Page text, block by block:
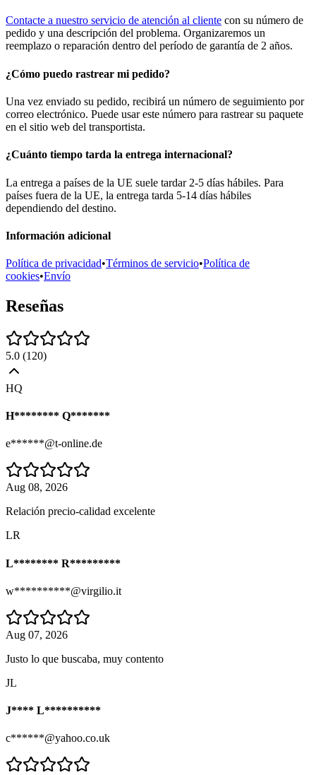
Contacte a nuestro servicio de atención al cliente con su número de
pedido y una descripción del problema. Organizaremos un
reemplazo o reparación dentro del período de garantía de 2 años.
¿Cómo puedo rastrear mi pedido?
Una vez enviado su pedido, recibirá un número de seguimiento por
correo electrónico. Puede usar este número para rastrear su paquete
en el sitio web del transportista.
¿Cuánto tiempo tarda la entrega internacional?
La entrega a países de la UE suele tardar 2-5 días hábiles. Para
países fuera de la UE, la entrega tarda 5-14 días hábiles
dependiendo del destino.
Información adicional
Política de privacidad•Términos de servicio•Política de
cookies•Envío
Reseñas
5.0 (120)
HQ
H******** Q*******
e******@t-online.de
Aug 08, 2026
Relación precio-calidad excelente
LR
L******** R*********
w**********@virgilio.it
Aug 07, 2026
Justo lo que buscaba, muy contento
JL
J**** L**********
c******@yahoo.co.uk